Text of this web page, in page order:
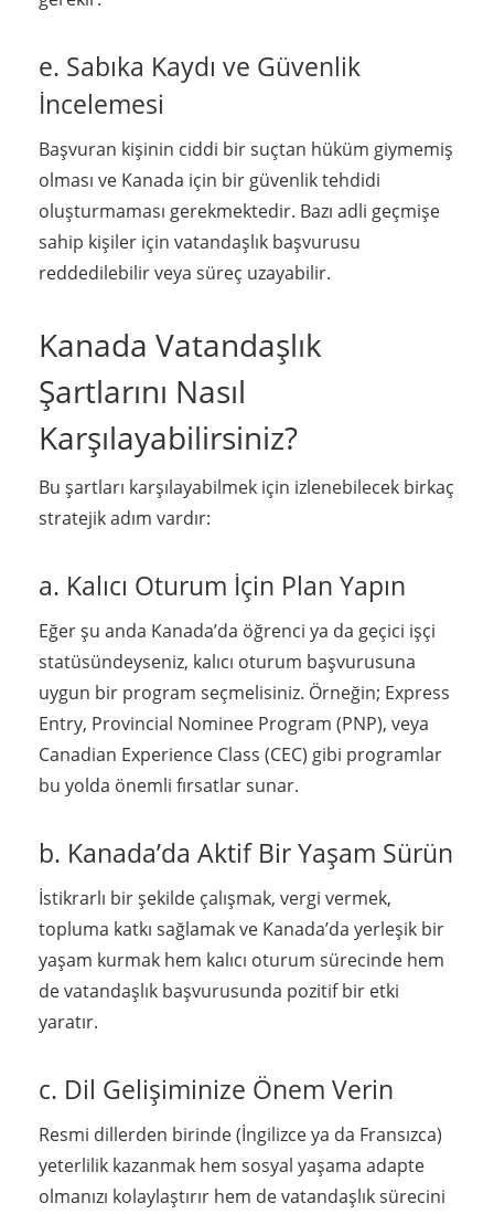
e. Sabıka Kaydı ve Güvenlik
İncelemesi
Başvuran kişinin ciddi bir suçtan hüküm giymemiş
olması ve Kanada için bir güvenlik tehdidi
oluşturmaması gerekmektedir. Bazı adli geçmişe
sahip kişiler için vatandaşlık başvurusu
reddedilebilir veya süreç uzayabilir.
Kanada Vatandaşlık
Şartlarını Nasıl
Karşılayabilirsiniz?
Bu şartları karşılayabilmek için izlenebilecek birkaç
stratejik adım vardır:
a. Kalıcı Oturum İçin Plan Yapın
Eğer şu anda Kanada’da öğrenci ya da geçici işçi
statüsündeyseniz, kalıcı oturum başvurusuna
uygun bir program seçmelisiniz. Örneğin; Express
Entry, Provincial Nominee Program (PNP), veya
Canadian Experience Class (CEC) gibi programlar
bu yolda önemli fırsatlar sunar.
b. Kanada’da Aktif Bir Yaşam Sürün
İstikrarlı bir şekilde çalışmak, vergi vermek,
topluma katkı sağlamak ve Kanada’da yerleşik bir
yaşam kurmak hem kalıcı oturum sürecinde hem
de vatandaşlık başvurusunda pozitif bir etki
yaratır.
c. Dil Gelişiminize Önem Verin
Resmi dillerden birinde (İngilizce ya da Fransızca)
yeterlilik kazanmak hem sosyal yaşama adapte
olmanızı kolaylaştırır hem de vatandaşlık sürecini